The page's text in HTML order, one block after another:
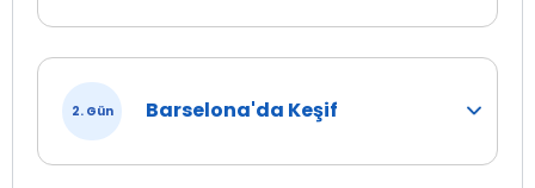
2. Gün Barselona'da Keşif